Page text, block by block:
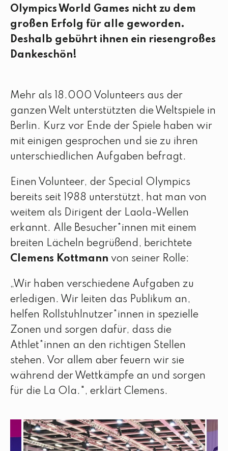
Olympics World Games nicht zu dem
großen Erfolg für alle geworden.
Deshalb gebührt ihnen ein riesengroßes
Dankeschön!
Mehr als 18.000 Volunteers aus der
ganzen Welt unterstützten die Weltspiele in
Berlin. Kurz vor Ende der Spiele haben wir
mit einigen gesprochen und sie zu ihren
unterschiedlichen Aufgaben befragt.
Einen Volunteer, der Special Olympics
bereits seit 1988 unterstützt, hat man von
weitem als Dirigent der Laola-Wellen
erkannt. Alle Besucher*innen mit einem
breiten Lächeln begrüßend, berichtete
Clemens Kottmann von seiner Rolle:
„Wir haben verschiedene Aufgaben zu
erledigen. Wir leiten das Publikum an,
helfen Rollstuhlnutzer*innen in spezielle
Zonen und sorgen dafür, dass die
Athlet*innen an den richtigen Stellen
stehen. Vor allem aber feuern wir sie
während der Wettkämpfe an und sorgen
für die La Ola.", erklärt Clemens.